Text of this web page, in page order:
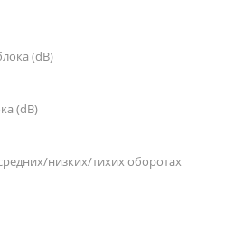
(dB)
(dB)
низких/тихих оборотах